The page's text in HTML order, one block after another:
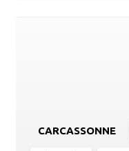
CARCASSONNE